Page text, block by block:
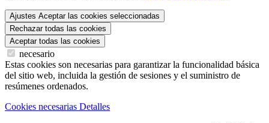
Ajustes Aceptar las cookies seleccionadas
Rechazar todas las cookies
Aceptar todas las cookies
necesario
Estas cookies son necesarias para garantizar la funcionalidad básica
del sitio web, incluida la gestión de sesiones y el suministro de
resúmenes ordenados.
Cookies necesarias Detalles